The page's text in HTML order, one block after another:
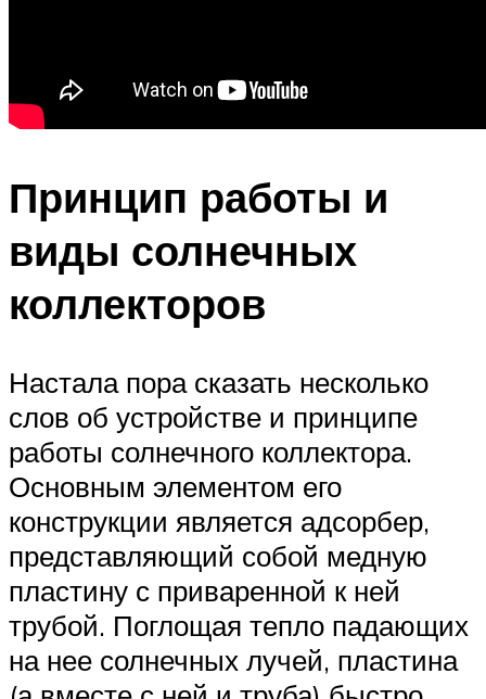
Принцип работы и
виды солнечных
коллекторов
Настала пора сказать несколько
слов об устройстве и принципе
работы солнечного коллектора.
Основным элементом его
конструкции является адсорбер,
представляющий собой медную
пластину с приваренной к ней
трубой. Поглощая тепло падающих
на нее солнечных лучей, пластина